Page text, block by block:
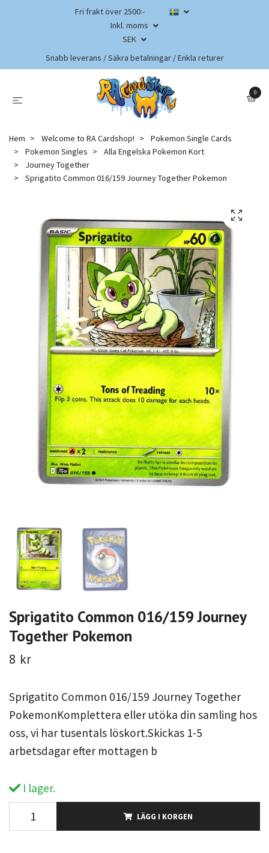
Fri frakt över 2500:-
Inkl. moms
SEK
Snabb leverans / Säkra betalningar / Enkla returer
0
Hem Welcome to RA Cardshop!
Pokemon Single Cards
Pokemon Singles
Alla Engelska Pokemon Kort
Journey Together
Sprigatito Common 016/159 Journey Together Pokemon
Sprigatito Common 016/159 Journey
Together Pokemon
8 kr
Sprigatito Common 016/159 Journey Together
PokemonKomplettera eller utöka din samling hos
oss, vi har tusentals löskort.Skickas 1-5
arbetsdagar efter mottagen b
I lager.
LÄGG I KORGEN